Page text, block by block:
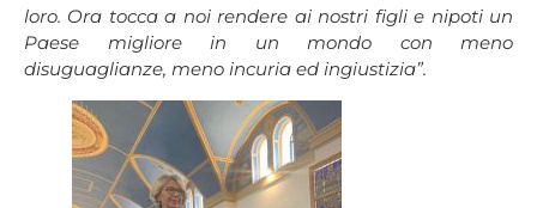
loro. Ora tocca a noi rendere ai nostri figli e nipoti un
Paese migliore in un mondo con meno
disuguaglianze, meno incuria ed ingiustizia”.